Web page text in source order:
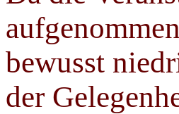
bewusst
der